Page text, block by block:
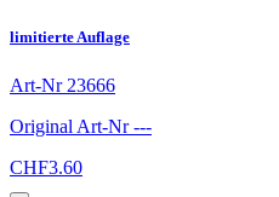
limitierte Auflage
Art-Nr 23666
Original Art-Nr---
CHF3.60